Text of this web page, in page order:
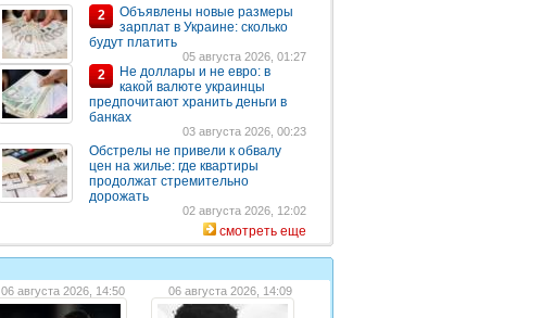
2
Объявлены новые размеры
зарплат в Украине: сколько
будут платить
05 августа 2026, 01:27
2
Не доллары и не евро: в
какой валюте украинцы
предпочитают хранить деньги в
банках
03 августа 2026, 00:23
Обстрелы не привели к обвалу
цен на жилье: где квартиры
продолжат стремительно
дорожать
02 августа 2026, 12:02
смотреть еще
06 августа 2026, 14:50 06 августа 2026, 14:09